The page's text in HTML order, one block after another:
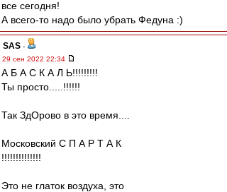
все сегодня!
А всего-то надо было убрать Федуна :)
SAS -
29 сен 2022 22:34
А Б А С К А Л Ь!!!!!!!!!
Ты просто.....!!!!!!
Так ЗдОрово в это время....
Московский С П А Р Т А К
!!!!!!!!!!!!!!
Это не глаток воздуха, это